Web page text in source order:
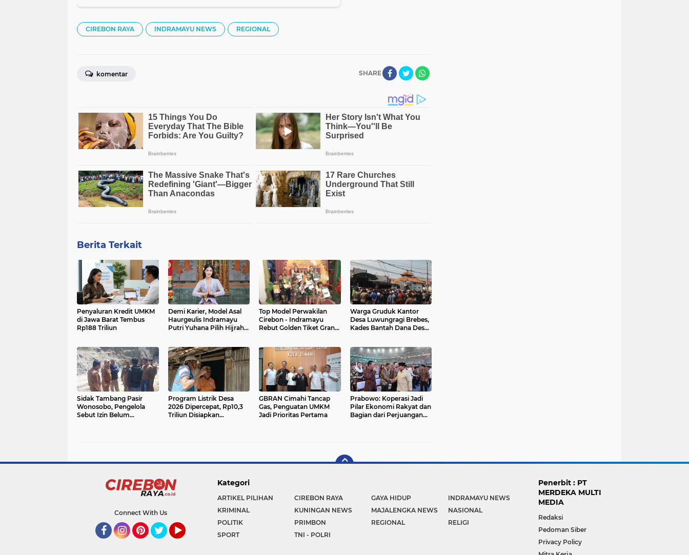
CIREBON RAYA INDRAMAYU NEWS REGIONAL
SHARE
komentar
Berita Terkait
Penyaluran Kredit UMKM
di Jawa Barat Tembus
Rp188 Triliun
Demi Karier, Model Asal
Haurgeulis Indramayu
Putri Yuhana Pilih Hijrah
Top Model Perwakilan
Cirebon - Indramayu
Rebut Golden Tiket Grand
Warga Gruduk Kantor
Desa Luwungragi Brebes,
Kades Bantah Dana Desa
Sidak Tambang Pasir
Wonosobo, Pengelola
Sebut Izin Belum
Program Listrik Desa
2026 Dipercepat, Rp10,3
Triliun Disiapkan
GBRAN Cimahi Tancap
Gas, Penguatan UMKM
Jadi Prioritas Pertama
Prabowo: Koperasi Jadi
Pilar Ekonomi Rakyat dan
Bagian dari Perjuangan
Connect With Us
Kategori
ARTIKEL PILIHAN CIREBON RAYA GAYA HIDUP
INDRAMAYU NEWS
KRIMINAL
KUNINGAN NEWS MAJALENGKA NEWS
NASIONAL
POLITIK
PRIMBON REGIONAL
RELIGI
SPORT
TNI - POLRI
Penerbit : PT
MERDEKA MULTI
MEDIA
Redaksi
Pedoman Siber
Privacy Policy